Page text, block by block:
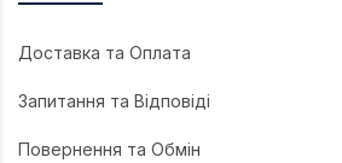
Доставка та Оплата
Запитання та Відповіді
Повернення та Обмін